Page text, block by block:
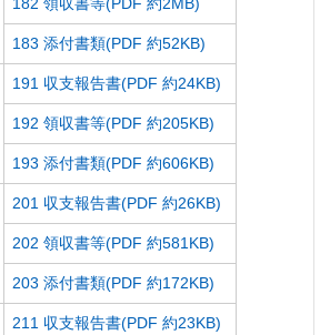
183 添付書類(PDF 約52KB)
191 収支報告書(PDF 約24KB)
192 領収書等(PDF 約205KB)
193 添付書類(PDF 約606KB)
201 収支報告書(PDF 約26KB)
202 領収書等(PDF 約581KB)
203 添付書類(PDF 約172KB)
211 収支報告書(PDF 約23KB)